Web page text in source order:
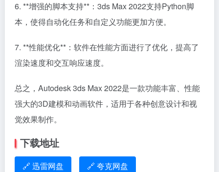
6. **增强的脚本支持**：3ds Max 2022支持Python脚
本，使得自动化任务和自定义功能更加方便。
7. **性能优化**：软件在性能方面进行了优化，提高了
渲染速度和交互响应速度。
总之，Autodesk 3ds Max 2022是一款功能丰富、性能
强大的3D建模和动画软件，适用于各种创意设计和视
觉效果制作。
下载地址
🔗 迅雷网盘 🔗 夸克网盘